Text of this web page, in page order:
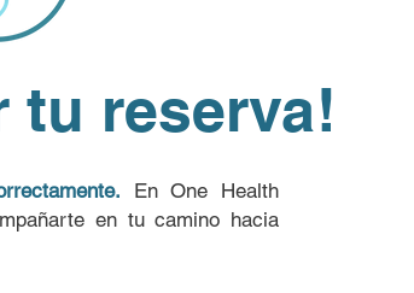
tu reserva!
En One Health
en tu camino hacia